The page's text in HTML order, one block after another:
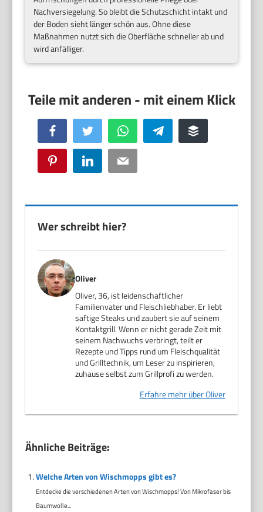
Nachversiegelung. So bleibt die Schutzschicht intakt und
der Boden sieht länger schön aus. Ohne diese
Maßnahmen nutzt sich die Oberfläche schneller ab und
wird anfälliger.
Facebook Twitter WhatsApp Telegram Buffer
Pinterest LinkedIn Email
Wer schreibt hier?
Oliver
Oliver, 36, ist leidenschaftlicher
Familienvater und Fleischliebhaber. Er liebt
saftige Steaks und zaubert sie auf seinem
Kontaktgrill. Wenn er nicht gerade Zeit mit
seinem Nachwuchs verbringt, teilt er
Rezepte und Tipps rund um Fleischqualität
und Grilltechnik, um Leser zu inspirieren,
zuhause selbst zum Grillprofi zu werden.
Erfahre mehr über Oliver
Ähnliche Beiträge:
Welche Arten von Wischmopps gibt es?
Entdecke die verschiedenen Arten von Wischmopps! Von Mikrofaser bis
Baumwolle...